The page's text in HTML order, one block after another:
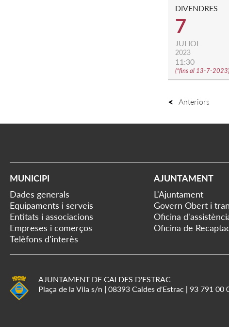
DIVENDRES
7
JULIOL
2023
11:30
(*fins al 13-7-2023)
Anteriors
MUNICIPI
Dades generals
Equipaments i serveis
Entitats i associacions
Empreses i comerços
Telèfons d'interès
AJUNTAMENT
L'Ajuntament
Govern Obert i
Oficina
Oficina de
AJUNTAMENT DE CALDES D'ESTRAC
Plaça de la Vila s/n | 08393 Caldes d'Estrac | 93 791 00